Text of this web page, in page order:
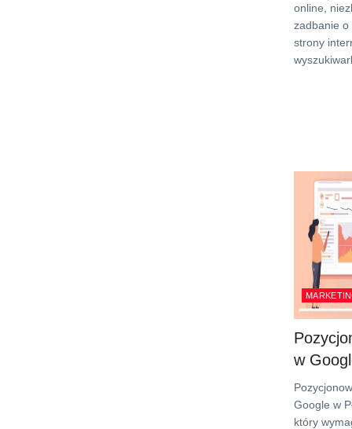
online,
zadbanie o
strony
w
Google w
który